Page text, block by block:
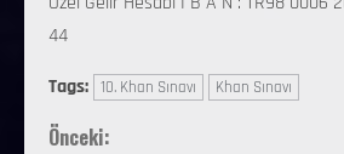
44
Tags:
10. Khan Sınavı Khan Sınavı
Önceki: